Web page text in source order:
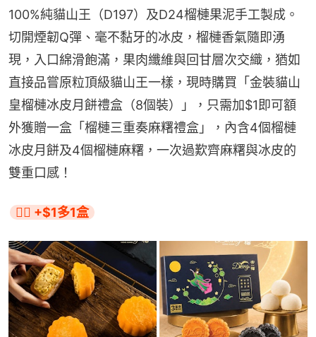
100%純貓山王（D197）及D24榴槤果泥手工製成。
切開煙韌Q彈、毫不黏牙的冰皮，榴槤香氣隨即湧
現，入口綿滑飽滿，果肉纖維與回甘層次交織，猶如
直接品嘗原粒頂級貓山王一樣，現時購買「金裝貓山
皇榴槤冰皮月餅禮盒（8個裝）」，只需加$1即可額
外獲贈一盒「榴槤三重奏麻糬禮盒」，內含4個榴槤
冰皮月餅及4個榴槤麻糬，一次過歎齊麻糬與冰皮的
雙重口感！
👉🏻 +$1多1盒